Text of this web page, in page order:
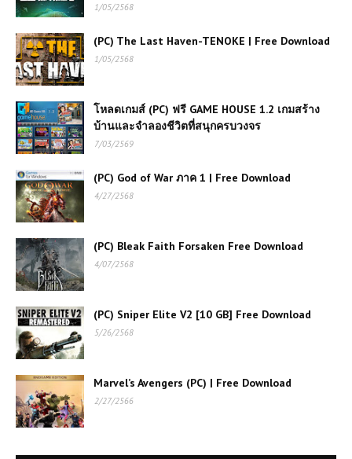
1/05/2568
(PC) The Last Haven-TENOKE | Free Download
1/05/2568
โหลดเกมส์ (PC) ฟรี GAME HOUSE 1.2 เกมสร้าง
บ้านและจำลองชีวิตที่สนุกครบวงจร
7/03/2569
(PC) God of War ภาค 1 | Free Download
4/27/2568
(PC) Bleak Faith Forsaken Free Download
4/07/2568
(PC) Sniper Elite V2 [10 GB] Free Download
5/26/2568
Marvel’s Avengers (PC) | Free Download
2/27/2566